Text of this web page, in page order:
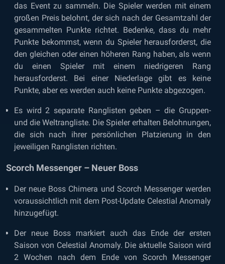
das Event zu sammeln. Die Spieler werden mit einem
großen Preis belohnt, der sich nach der Gesamtzahl der
gesammelten Punkte richtet. Bedenke, dass du mehr
Punkte bekommst, wenn du Spieler herausforderst, die
den gleichen oder einen höheren Rang haben, als wenn
du einen Spieler mit einem niedrigeren Rang
herausforderst. Bei einer Niederlage gibt es keine
Punkte, aber es werden auch keine Punkte abgezogen.
Es wird 2 separate Ranglisten geben – die Gruppen-
und die Weltrangliste. Die Spieler erhalten Belohnungen,
die sich nach ihrer persönlichen Platzierung in den
jeweiligen Ranglisten richten.
Scorch Messenger – Neuer Boss
Der neue Boss Chimera und Scorch Messenger werden
voraussichtlich mit dem Post-Update Celestial Anomaly
hinzugefügt.
Der neue Boss markiert auch das Ende der ersten
Saison von Celestial Anomaly. Die aktuelle Saison wird
2 Wochen nach dem Ende von Scorch Messenger